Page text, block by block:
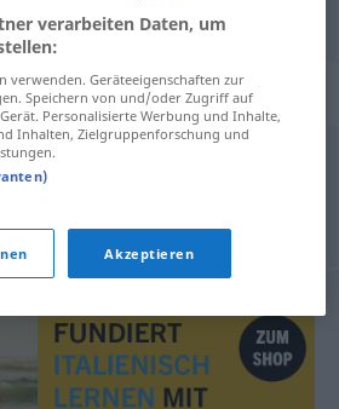
für "latitudine"
verarbeiten Daten, um
verwenden. Geräteeigenschaften zur
Speichern von und/oder Zugriff auf
Personalisierte Werbung und Inhalte,
Inhalten, Zielgruppenforschung und
Akzeptieren